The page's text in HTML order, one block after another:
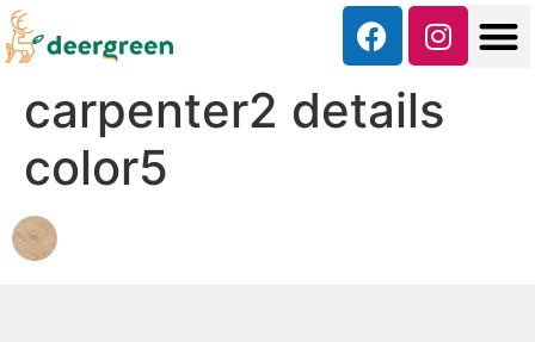
carpenter2 details
color5